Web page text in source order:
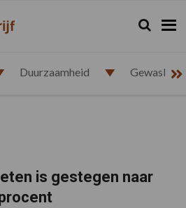
Zoeken...
Zoek
Duurzaamheid
is gestegen naar